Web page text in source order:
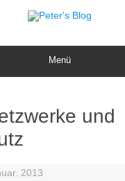
Menü
und
2013